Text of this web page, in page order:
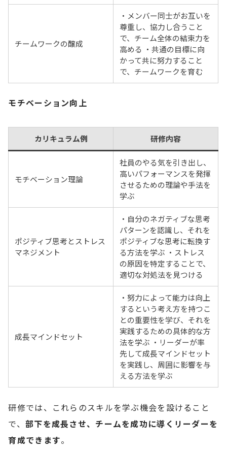
チームワークの醸成
・メンバー同士がお互いを
尊重し、協力し合うこと
で、チーム全体の結束力を
高める ・共通の目標に向
かって共に努力すること
で、チームワークを育む
モチベーション向上
カリキュラム例 研修内容
モチベーション理論
社員のやる気を引き出し、
高いパフォーマンスを発揮
させるための理論や手法を
学ぶ
ポジティブ思考とストレス
マネジメント
・自分のネガティブな思考
パターンを認識し、それを
ポジティブな思考に転換す
る方法を学ぶ ・ストレス
の原因を特定することで、
適切な対処法を見つける
成長マインドセット
・努力によって能力は向上
するという考え方を持つこ
との重要性を学び、それを
実践するための具体的な方
法を学ぶ ・リーダーが率
先して成長マインドセット
を実践し、周囲に影響を与
える方法を学ぶ
研修では、これらのスキルを学ぶ機会を設けること
で、部下を成長させ、チームを成功に導くリーダーを
育成できます。